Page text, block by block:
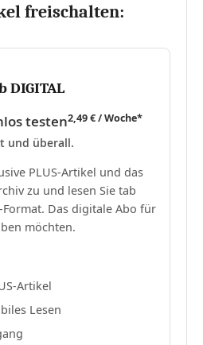
freischalten:
DIGITAL
testen2,49 € / Woche*
und überall.
PLUS-Artikel und das
zu und lesen Sie tab
Format. Das digitale Abo für
möchten.
Artikel
Lesen